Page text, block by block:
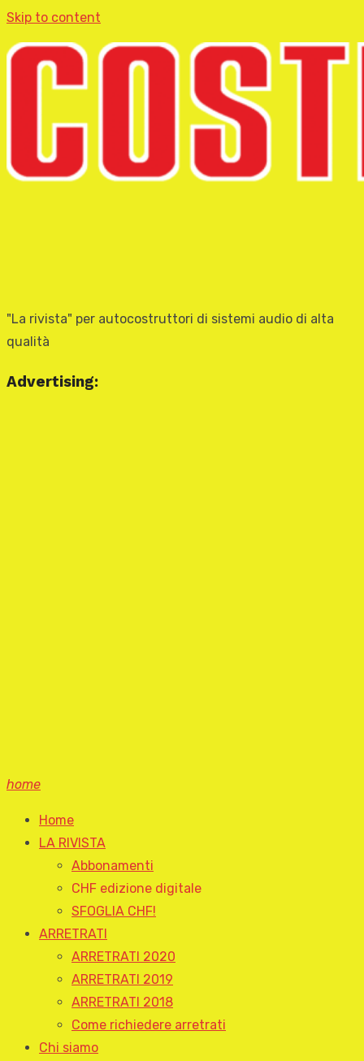
Skip to content
"La rivista" per autocostruttori di sistemi audio di alta
qualità
Advertising:
home
Home
LA RIVISTA
Abbonamenti
CHF edizione digitale
SFOGLIA CHF!
ARRETRATI
ARRETRATI 2020
ARRETRATI 2019
ARRETRATI 2018
Come richiedere arretrati
Chi siamo